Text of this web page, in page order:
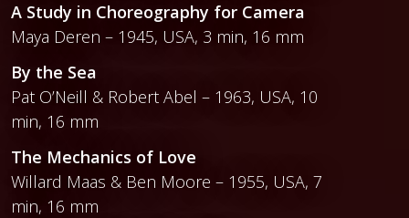
A Study in Choreography for Camera
Maya Deren – 1945, USA, 3 min, 16 mm
By the Sea
Pat O’Neill & Robert Abel – 1963, USA, 10
min, 16 mm
The Mechanics of Love
Willard Maas & Ben Moore – 1955, USA, 7
min, 16 mm